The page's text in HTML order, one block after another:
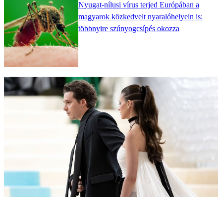
Nyugat-nílusi vírus terjed Európában a
magyarok közkedvelt nyaralóhelyein is:
többnyire szúnyogcsípés okozza